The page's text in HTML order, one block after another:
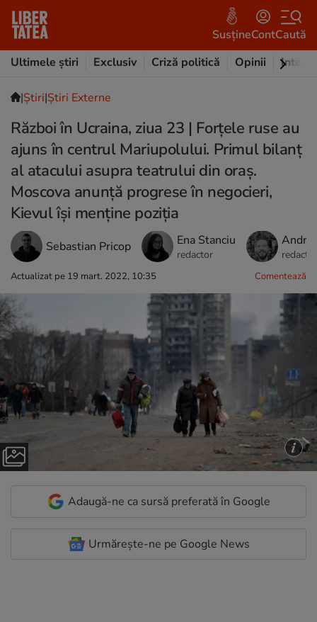
SusțineContCaută
Ultimele știri
Exclusiv Criză politică Opinii
|Ştiri|Știri Externe
Război în Ucraina, ziua 23 | Forțele ruse au
ajuns în centrul Mariupolului. Primul bilanț
al atacului asupra teatrului din oraș.
Moscova anunță progrese în negocieri,
Kievul își menține poziția
Sebastian Pricop Ena Stanciu
redactor redactor
Actualizat pe 19 mart. 2022, 10:35 Comentează
Adaugă-ne ca sursă preferată în Google
Urmărește-ne pe Google News